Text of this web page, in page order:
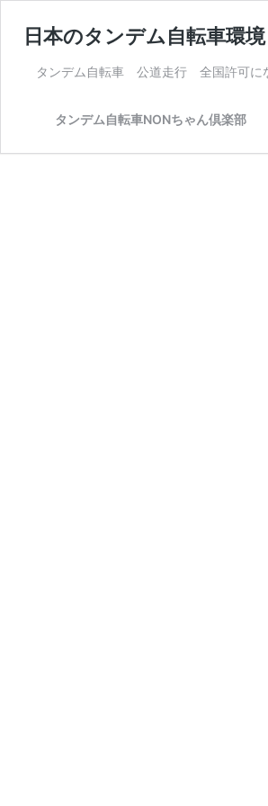
日本のタンデム自転車環境
タンデム自転車 公道走行 全国許可
タンデム自転車NONちゃん倶楽部